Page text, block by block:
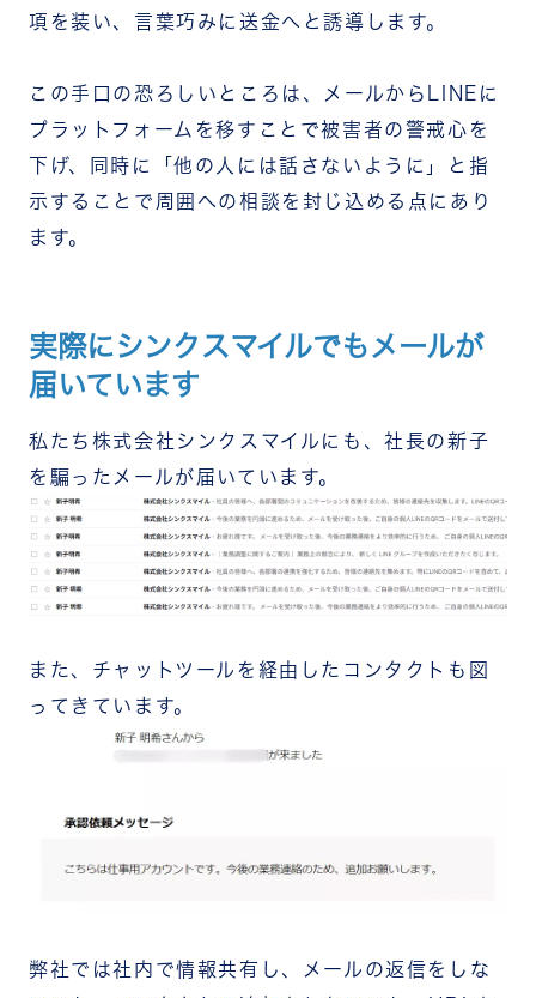
項を装い、言葉巧みに送金へと誘導します。
この手口の恐ろしいところは、メールからLINEに
プラットフォームを移すことで被害者の警戒心を
下げ、同時に「他の人には話さないように」と指
示することで周囲への相談を封じ込める点にあり
ます。
実際にシンクスマイルでもメールが
届いています
私たち株式会社シンクスマイルにも、社長の新子
を騙ったメールが届いています。
また、チャットツールを経由したコンタクトも図
ってきています。
弊社では社内で情報共有し、メールの返信をしな